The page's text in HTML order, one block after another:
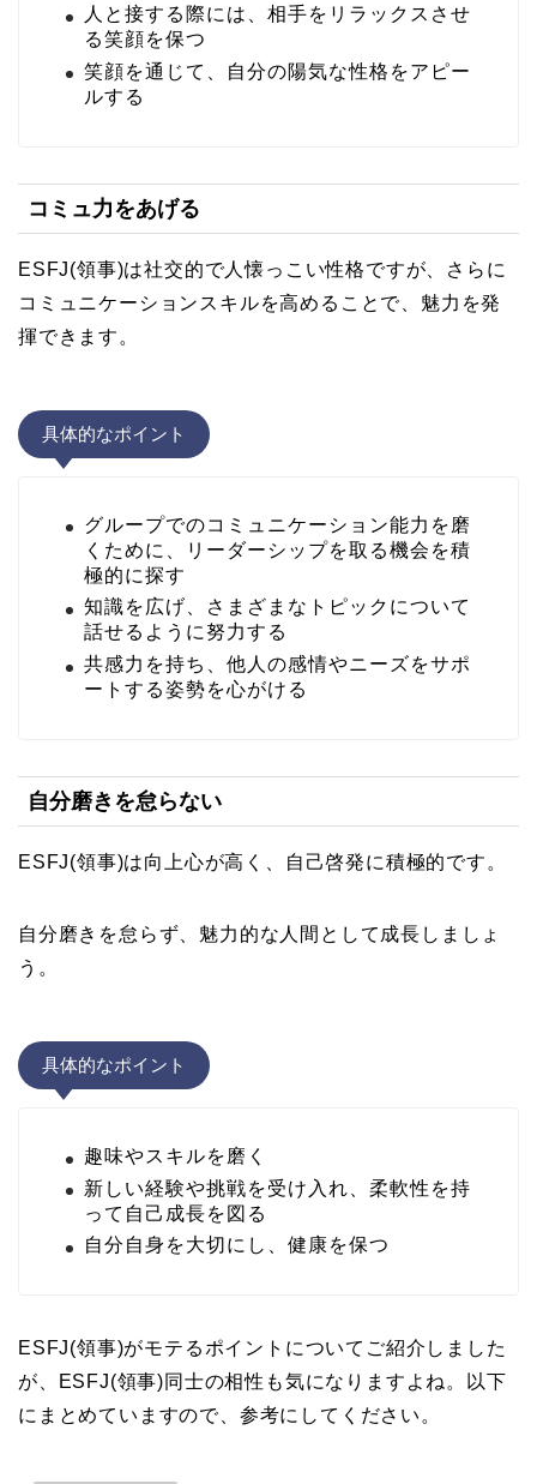
人と接する際には、相手をリラックスさせ
る笑顔を保つ
笑顔を通じて、自分の陽気な性格をアピー
ルする
コミュ力をあげる
ESFJ(領事)は社交的で人懐っこい性格ですが、さらに
コミュニケーションスキルを高めることで、魅力を発
揮できます。
具体的なポイント
グループでのコミュニケーション能力を磨
くために、リーダーシップを取る機会を積
極的に探す
知識を広げ、さまざまなトピックについて
話せるように努力する
共感力を持ち、他人の感情やニーズをサポ
ートする姿勢を心がける
自分磨きを怠らない
ESFJ(領事)は向上心が高く、自己啓発に積極的です。
自分磨きを怠らず、魅力的な人間として成長しましょ
う。
具体的なポイント
趣味やスキルを磨く
新しい経験や挑戦を受け入れ、柔軟性を持
って自己成長を図る
自分自身を大切にし、健康を保つ
ESFJ(領事)がモテるポイントについてご紹介しました
が、ESFJ(領事)同士の相性も気になりますよね。以下
にまとめていますので、参考にしてください。